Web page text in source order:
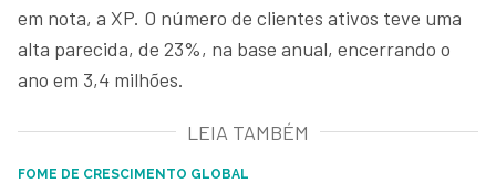
em nota, a XP. O número de clientes ativos teve uma
alta parecida, de 23%, na base anual, encerrando o
ano em 3,4 milhões.
LEIA TAMBÉM
FOME DE CRESCIMENTO GLOBAL